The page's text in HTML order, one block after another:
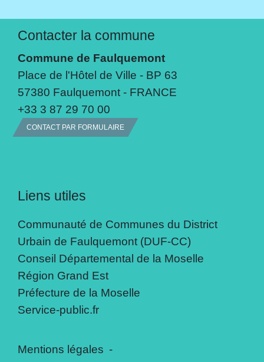
Contacter la commune
Commune de Faulquemont
Place de l'Hôtel de Ville - BP 63
57380 Faulquemont - FRANCE
+33 3 87 29 70 00
CONTACT PAR FORMULAIRE
Liens utiles
Communauté de Communes du District
Urbain de Faulquemont (DUF-CC)
Conseil Départemental de la Moselle
Région Grand Est
Préfecture de la Moselle
Service-public.fr
Mentions légales -